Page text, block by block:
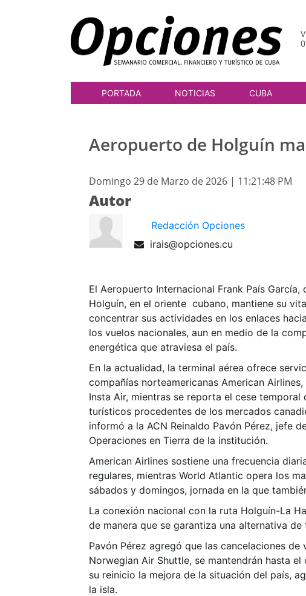
PORTADA NOTICIAS CUBA
Aeropuerto de Holguín
Domingo 29 de Marzo de 2026 | 11:21:48 PM
Autor
Redacción Opciones
irais@opciones.cu
El Aeropuerto Internacional Frank País García,
Holguín, en el oriente cubano, mantiene su
concentrar sus actividades en los enlaces
los vuelos nacionales, aun en medio de la
energética que atraviesa el país.
En la actualidad, la terminal aérea ofrece
compañías norteamericanas American
Insta Air, mientras se reporta el cese temporal
turísticos procedentes de los mercados
informó a la ACN Reinaldo Pavón Pérez, jefe
Operaciones en Tierra de la institución.
American Airlines sostiene una frecuencia
regulares, mientras World Atlantic opera los
sábados y domingos, jornada en la que
La conexión nacional con la ruta Holguín-La
de manera que se garantiza una alternativa
Pavón Pérez agregó que las cancelaciones
Norwegian Air Shuttle, se mantendrán hasta
su reinicio la mejora de la situación del país,
la isla.